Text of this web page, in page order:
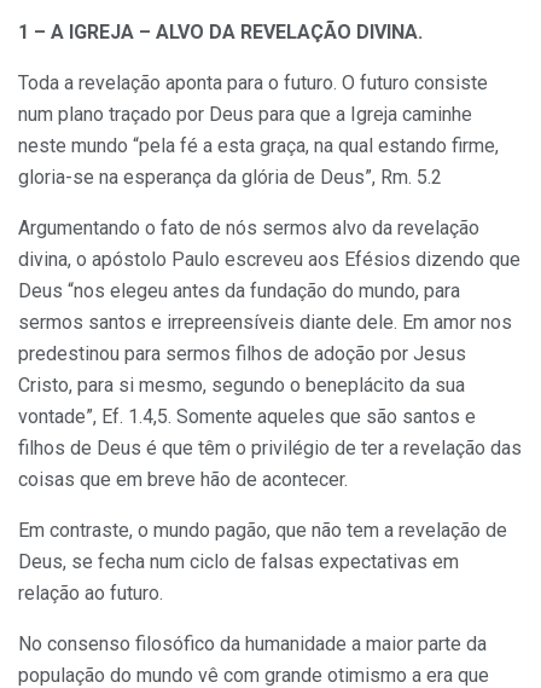
1 – A IGREJA – ALVO DA REVELAÇÃO DIVINA.
Toda a revelação aponta para o futuro. O futuro consiste
num plano traçado por Deus para que a Igreja caminhe
neste mundo “pela fé a esta graça, na qual estando firme,
gloria-se na esperança da glória de Deus”, Rm. 5.2
Argumentando o fato de nós sermos alvo da revelação
divina, o apóstolo Paulo escreveu aos Efésios dizendo que
Deus “nos elegeu antes da fundação do mundo, para
sermos santos e irrepreensíveis diante dele. Em amor nos
predestinou para sermos filhos de adoção por Jesus
Cristo, para si mesmo, segundo o beneplácito da sua
vontade”, Ef. 1.4,5. Somente aqueles que são santos e
filhos de Deus é que têm o privilégio de ter a revelação das
coisas que em breve hão de acontecer.
Em contraste, o mundo pagão, que não tem a revelação de
Deus, se fecha num ciclo de falsas expectativas em
relação ao futuro.
No consenso filosófico da humanidade a maior parte da
população do mundo vê com grande otimismo a era que